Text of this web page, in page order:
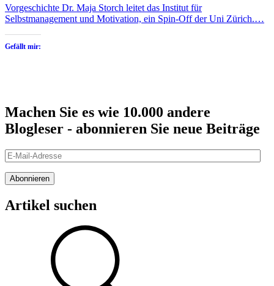
Vorgeschichte Dr. Maja Storch leitet das Institut für
Selbstmanagement und Motivation, ein Spin-Off der Uni Zürich.…
Gefällt mir:
Machen Sie es wie 10.000 andere
Blogleser - abonnieren Sie neue Beiträge
E-
Mail-
Adresse
Abonnieren
Artikel suchen